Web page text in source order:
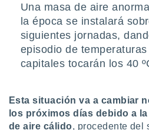
aceptar
sitio
En
Una masa de aire
la época se instalará
siguientes jornadas,
episodio de
capitales tocarán los 40
Esta situación va a cambiar
los próximos días debido a
de aire cálido, procedente del